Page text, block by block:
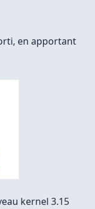
Pour
Ubuntu
en apportant
kernel 3.15